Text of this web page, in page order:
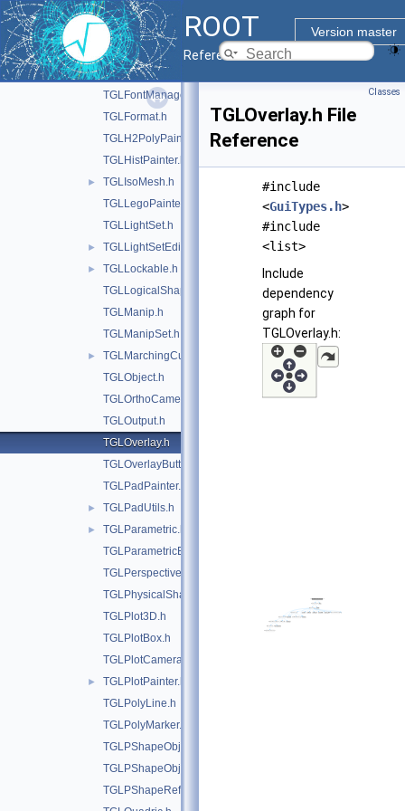
ROOT
Version master
Reference Guide
TGLEmbeddedViewer.h
TGLEventHandler.h
TGLFaceSet.h
TGLFBO.h
TGLFontManager.h
TGLFormat.h
TGLH2PolyPainter.h
TGLHistPainter.h
►
TGLIsoMesh.h
TGLLegoPainter.h
TGLLightSet.h
► TGLLightSetEditor.h
►
TGLLockable.h
TGLLogicalShape.h
TGLManip.h
TGLManipSet.h
►
TGLMarchingCubes.h
TGLObject.h
TGLOrthoCamera.h
TGLOutput.h
TGLOverlay.h
TGLOverlayButton.h
TGLPadPainter.h
► TGLPadUtils.h
►
TGLParametric.h
TGLParametricEquationGL.h
TGLPerspectiveCamera.h
TGLPhysicalShape.h
TGLPlot3D.h
TGLPlotBox.h
TGLPlotCamera.h
►
TGLPlotPainter.h
TGLPolyLine.h
TGLPolyMarker.h
TGLPShapeObj.h
TGLPShapeObjEditor.h
TGLPShapeRef.h
Classes
TGLOverlay.h File
Reference
#include
<GuiTypes.h>
#include
<list>
Include
dependency
graph for
TGLOverlay.h: